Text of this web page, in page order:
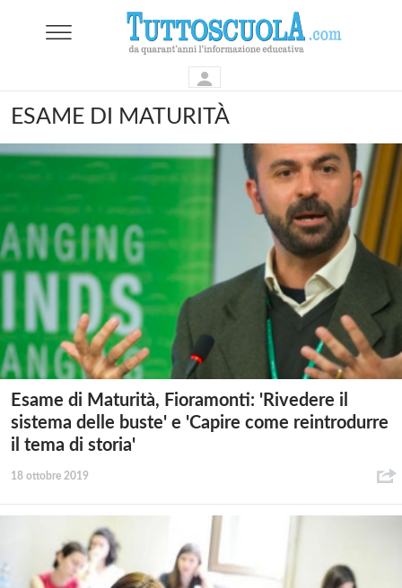
ESAME DI MATURITÀ
Esame di Maturità, Fioramonti: 'Rivedere il
sistema delle buste' e 'Capire come reintrodurre
il tema di storia'
18 ottobre 2019